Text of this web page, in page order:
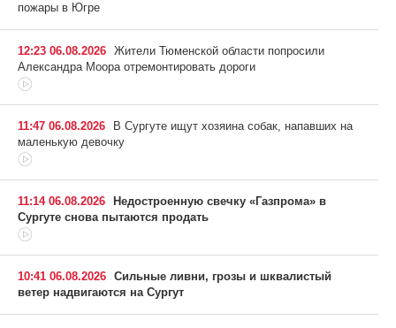
пожары в Югре
12:23 06.08.2026 Жители Тюменской области попросили
Александра Моора отремонтировать дороги
11:47 06.08.2026
В Сургуте ищут хозяина собак, напавших на
маленькую девочку
11:14 06.08.2026
Недостроенную свечку «Газпрома» в
Сургуте снова пытаются продать
10:41 06.08.2026 Сильные ливни, грозы и шквалистый
ветер надвигаются на Сургут